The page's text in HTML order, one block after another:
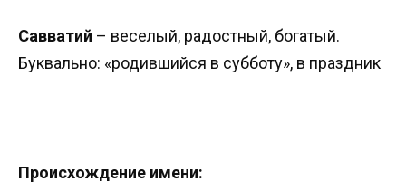
Савватий – веселый, радостный, богатый.
Буквально: «родившийся в субботу», в праздник
Происхождение имени: